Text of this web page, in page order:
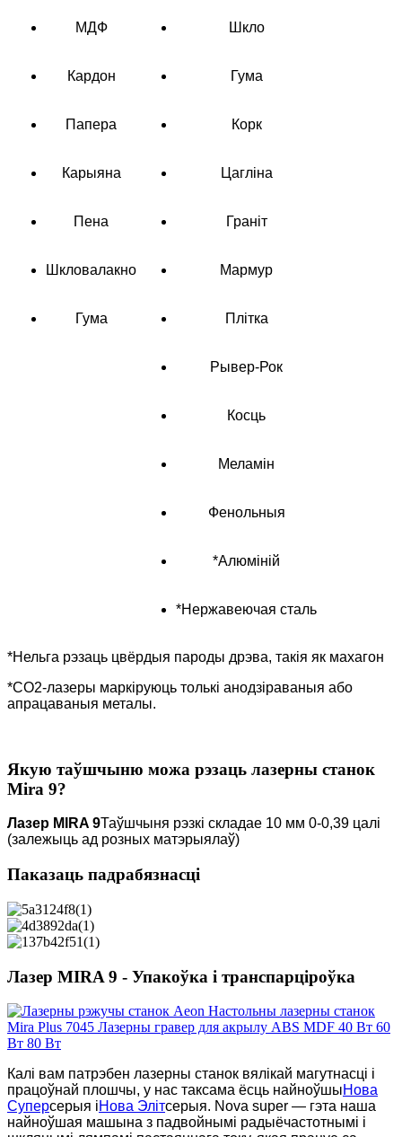
МДФ Шкло
Кардон Гума
Папера Корк
Карыяна Цагліна
Пена Граніт
Шкловалакно Мармур
Гума Плітка
Рывер-Рок
Косць
Меламін
Фенольныя
*Алюміній
*Нержавеючая сталь
*Нельга рэзаць цвёрдыя пароды дрэва, такія як махагон
*CO2-лазеры маркіруюць толькі анодзіраваныя або
апрацаваныя металы.
Якую таўшчыню можа рэзаць лазерны станок
Mira 9?
Лазер MIRA 9Таўшчыня рэзкі складае 10 мм 0-0,39 цалі
(залежыць ад розных матэрыялаў)
Паказаць падрабязнасці
Лазер MIRA 9 - Упакоўка і транспарціроўка
Калі вам патрэбен лазерны станок вялікай магутнасці і
працоўнай плошчы, у нас таксама ёсць найноўшыНова
Суперсерыя іНова Элітсерыя. Nova super — гэта наша
найноўшая машына з падвойнымі радыёчастотнымі і